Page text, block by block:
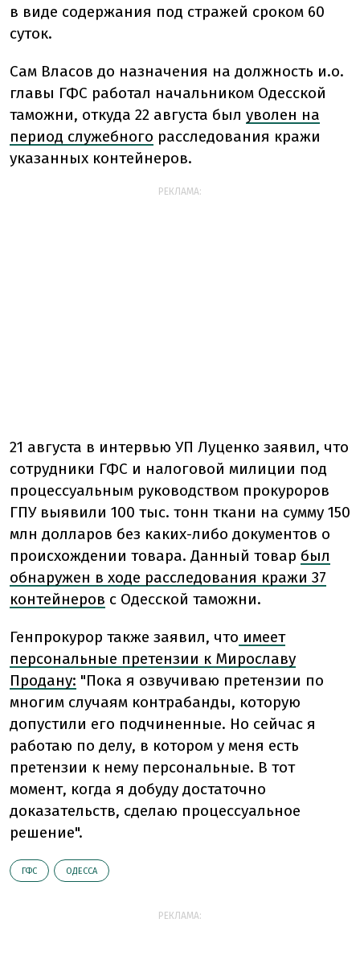
в виде содержания под стражей сроком 60
суток.
Сам Власов до назначения на должность и.о.
главы ГФС работал начальником Одесской
таможни, откуда 22 августа был уволен на
период служебного расследования кражи
указанных контейнеров.
РЕКЛАМА:
21 августа в интервью УП Луценко заявил, что
сотрудники ГФС и налоговой милиции под
процессуальным руководством прокуроров
ГПУ выявили 100 тыс. тонн ткани на сумму 150
млн долларов без каких-либо документов о
происхождении товара. Данный товар был
обнаружен в ходе расследования кражи 37
контейнеров с Одесской таможни.
Генпрокурор также заявил, что имеет
персональные претензии к Мирославу
Продану: "Пока я озвучиваю претензии по
многим случаям контрабанды, которую
допустили его подчиненные. Но сейчас я
работаю по делу, в котором у меня есть
претензии к нему персональные. В тот
момент, когда я добуду достаточно
доказательств, сделаю процессуальное
решение".
ГФС ОДЕССА
РЕКЛАМА: